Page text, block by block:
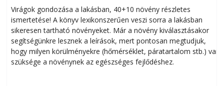
Virágok gondozása a lakásban, 40+10 növény részletes
ismertetése! A könyv lexikonszerűen veszi sorra a lakásban
sikeresen tart­ha­tó növényeket. Már a növény kiválasztásakor
segítségünkre lesznek a leírások, mert pontosan megtudjuk,
hogy milyen körülményekre (hőmérséklet, páratartalom stb.) van
szüksége a növénynek az egészséges fejlődéshez.